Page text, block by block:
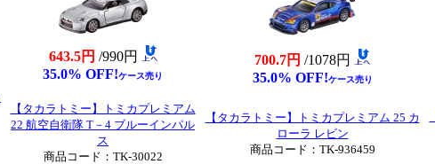
643.5円 /990円
35.0% OFF!ケース売り
700.7円 /1078円
35.0% OFF!ケース売り
【タカラトミー】トミカプレミアム
22 航空自衛隊 T－4 ブルーインパル
ス
商品コード：TK-30022
【タカラトミー】トミカプレミアム 25 カ
ローラ レビン
商品コード：TK-936459